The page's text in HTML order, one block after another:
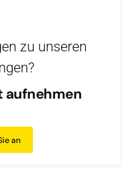
zu unseren
aufnehmen
an